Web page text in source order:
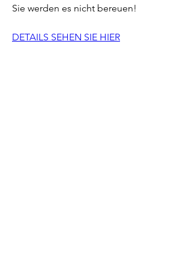
Sie werden es nicht bereuen!
DETAILS SEHEN SIE HIER